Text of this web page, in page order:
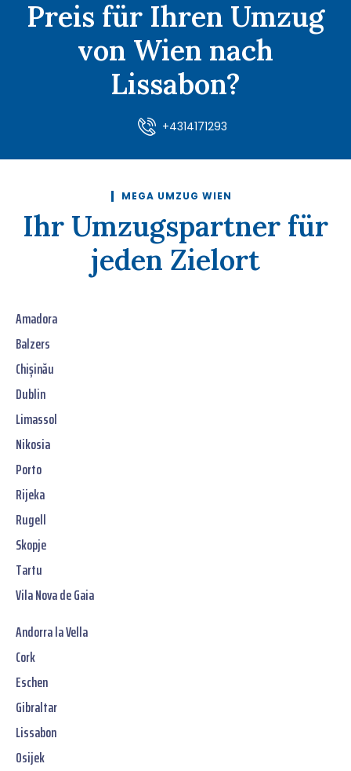
Preis für Ihren Umzug
von Wien nach
Lissabon?
+4314171293
MEGA UMZUG WIEN
Ihr Umzugspartner für
jeden Zielort
Amadora
Balzers
Chișinău
Dublin
Limassol
Nikosia
Porto
Rijeka
Rugell
Skopje
Tartu
Vila Nova de Gaia
Andorra la Vella
Cork
Eschen
Gibraltar
Lissabon
Osijek